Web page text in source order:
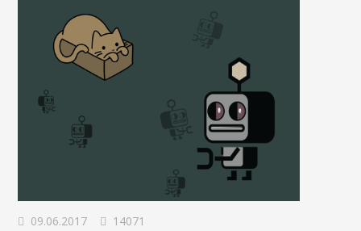
исследование…
09.06.2017 14071